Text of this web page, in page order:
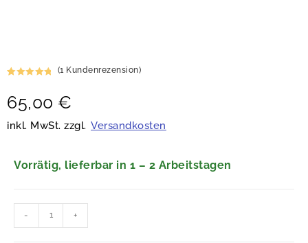
mit
von 5,
basierend
ertung
(1 Kundenrezension)
65,00 €
inkl. MwSt. zzgl. Versandkosten
Vorrätig, lieferbar in 1 – 2 Arbeitstagen
- +